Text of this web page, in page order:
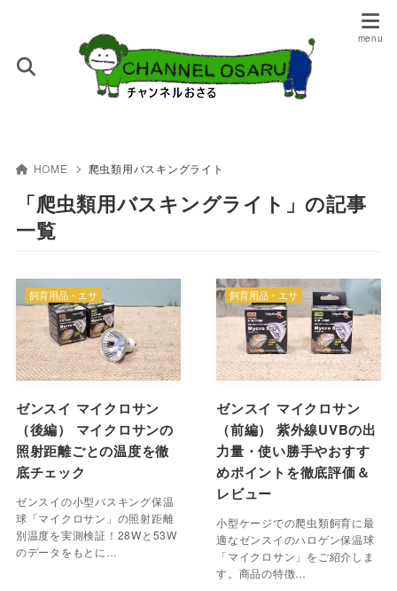
HOME 爬虫類用バスキングライト
「爬虫類用バスキングライト」の記事
一覧
ゼンスイ マイクロサン
（後編） マイクロサンの
照射距離ごとの温度を徹
底チェック
ゼンスイの小型バスキング保温
球「マイクロサン」の照射距離
別温度を実測検証！28Wと53W
のデータをもとに…
飼育用品・エサ
ゼンスイ マイクロサン
（前編） 紫外線UVBの出
力量・使い勝手やおすす
めポイントを徹底評価＆
レビュー
小型ケージでの爬虫類飼育に最
適なゼンスイのハロゲン保温球
「マイクロサン」をご紹介しま
す。商品の特徴…
飼育用品・エサ